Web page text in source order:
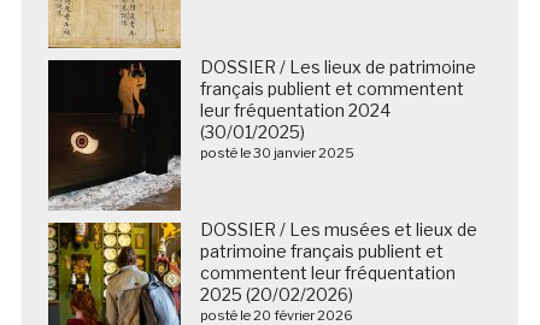
DOSSIER / Les lieux de patrimoine
français publient et commentent
leur fréquentation 2024
(30/01/2025)
posté le 30 janvier 2025
DOSSIER / Les musées et lieux de
patrimoine français publient et
commentent leur fréquentation
2025 (20/02/2026)
posté le 20 février 2026